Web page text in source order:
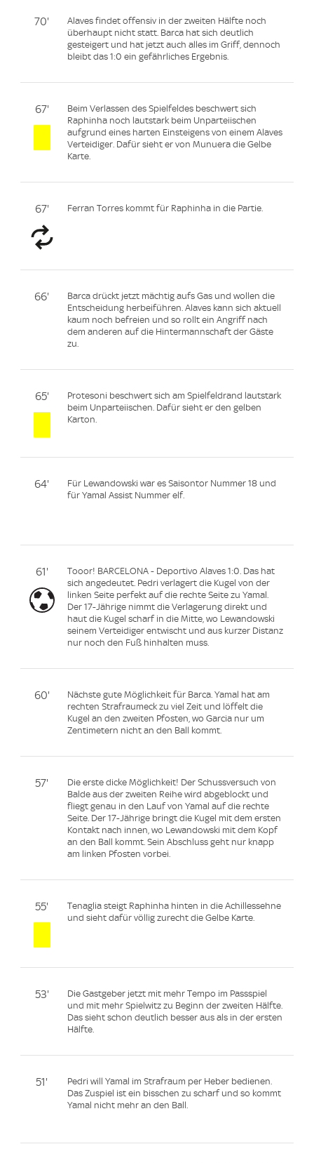
70'
Alaves findet offensiv in der zweiten Hälfte noch
überhaupt nicht statt. Barca hat sich deutlich
gesteigert und hat jetzt auch alles im Griff, dennoch
bleibt das 1:0 ein gefährliches Ergebnis.
67'
Beim Verlassen des Spielfeldes beschwert sich
Raphinha noch lautstark beim Unparteiischen
aufgrund eines harten Einsteigens von einem Alaves
Verteidiger. Dafür sieht er von Munuera die Gelbe
Karte.
67' Ferran Torres kommt für Raphinha in die Partie.
66'
Barca drückt jetzt mächtig aufs Gas und wollen die
Entscheidung herbeiführen. Alaves kann sich aktuell
kaum noch befreien und so rollt ein Angriff nach
dem anderen auf die Hintermannschaft der Gäste
zu.
65'
Protesoni beschwert sich am Spielfeldrand lautstark
beim Unparteiischen. Dafür sieht er den gelben
Karton.
64'
Für Lewandowski war es Saisontor Nummer 18 und
für Yamal Assist Nummer elf.
61'
Tooor! BARCELONA - Deportivo Alaves 1:0. Das hat
sich angedeutet. Pedri verlagert die Kugel von der
linken Seite perfekt auf die rechte Seite zu Yamal.
Der 17-Jährige nimmt die Verlagerung direkt und
haut die Kugel scharf in die Mitte, wo Lewandowski
seinem Verteidiger entwischt und aus kurzer Distanz
nur noch den Fuß hinhalten muss.
60'
Nächste gute Möglichkeit für Barca. Yamal hat am
rechten Strafraumeck zu viel Zeit und löffelt die
Kugel an den zweiten Pfosten, wo Garcia nur um
Zentimetern nicht an den Ball kommt.
57'
Die erste dicke Möglichkeit! Der Schussversuch von
Balde aus der zweiten Reihe wird abgeblockt und
fliegt genau in den Lauf von Yamal auf die rechte
Seite. Der 17-Jährige bringt die Kugel mit dem ersten
Kontakt nach innen, wo Lewandowski mit dem Kopf
an den Ball kommt. Sein Abschluss geht nur knapp
am linken Pfosten vorbei.
55'
Tenaglia steigt Raphinha hinten in die Achillessehne
und sieht dafür völlig zurecht die Gelbe Karte.
53'
Die Gastgeber jetzt mit mehr Tempo im Passspiel
und mit mehr Spielwitz zu Beginn der zweiten Hälfte.
Das sieht schon deutlich besser aus als in der ersten
Hälfte.
51'
Pedri will Yamal im Strafraum per Heber bedienen.
Das Zuspiel ist ein bisschen zu scharf und so kommt
Yamal nicht mehr an den Ball.